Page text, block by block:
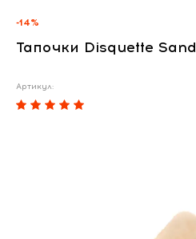
-14%
Тапочки Disquette Sand
Артикул: